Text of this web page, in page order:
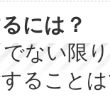
には？
ない限
ること